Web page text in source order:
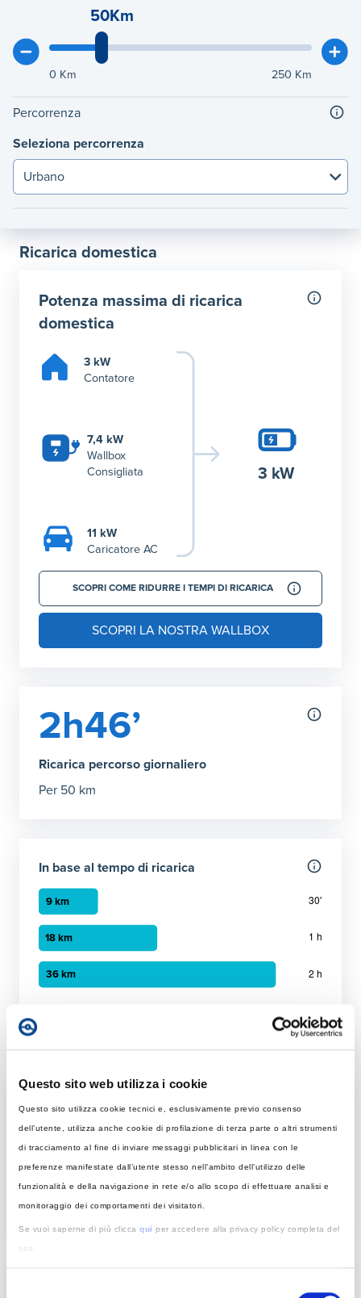
Questo sito web utilizza i cookie
Questo sito utilizza cookie tecnici e, esclusivamente previo consenso
dell’utente, utilizza anche cookie di profilazione di terza parte o altri strumenti
di tracciamento al fine di inviare messaggi pubblicitari in linea con le
preferenze manifestate dall’utente stesso nell’ambito dell’utilizzo delle
funzionalità e della navigazione in rete e/o allo scopo di effettuare analisi e
monitoraggio dei comportamenti dei visitatori.
Se vuoi saperne di più clicca qui per accedere alla privacy policy completa del
sito.
navigazione più soddisfacente. Puoi modificare le tue scelte in tema di cookie
50Km
0 Km 250 Km
Percorrenza
Seleziona percorrenza
Ricarica domestica
Potenza massima di ricarica
domestica
3 kW
Contatore
7,4 kW
Wallbox
Consigliata
11 kW
Caricatore AC
3 kW
SCOPRI COME RIDURRE I TEMPI DI RICARICA
SCOPRI LA NOSTRA WALLBOX
2h46’
Ricarica percorso giornaliero
Per 50 km
In base al tempo di ricarica
1 ora:18 km
Tempo di ricarica con diverse soluzioni
Per 50 km
Tempo di ricarica con 22 kW